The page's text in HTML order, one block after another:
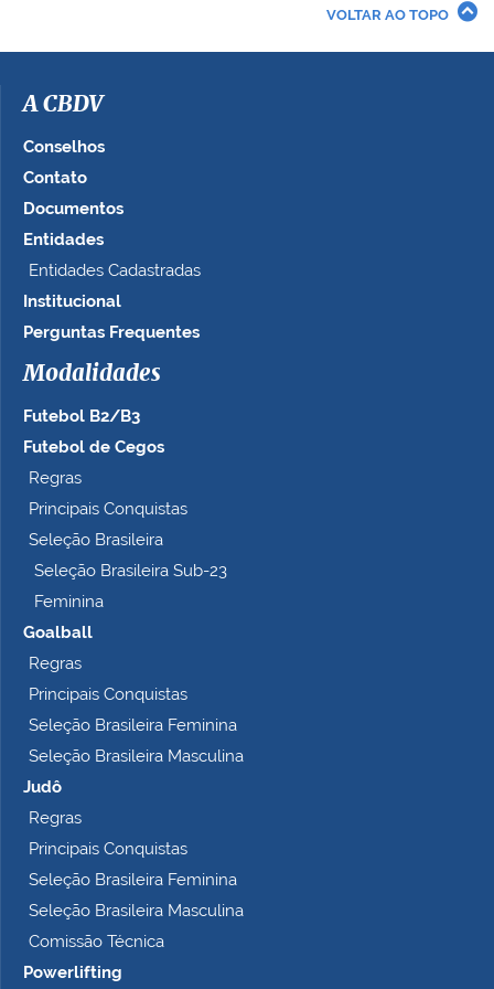
i
a
e
o
t
a
n
o
o
m
e
t
VOLTAR AO TOPO
A CBDV
Conselhos
Contato
Documentos
Entidades
Entidades Cadastradas
Institucional
Perguntas Frequentes
Modalidades
Futebol B2/B3
Futebol de Cegos
Regras
Principais Conquistas
Seleção Brasileira
Seleção Brasileira Sub-23
Feminina
Goalball
Regras
Principais Conquistas
Seleção Brasileira Feminina
Seleção Brasileira Masculina
Judô
Regras
Principais Conquistas
Seleção Brasileira Feminina
Seleção Brasileira Masculina
Comissão Técnica
Powerlifting